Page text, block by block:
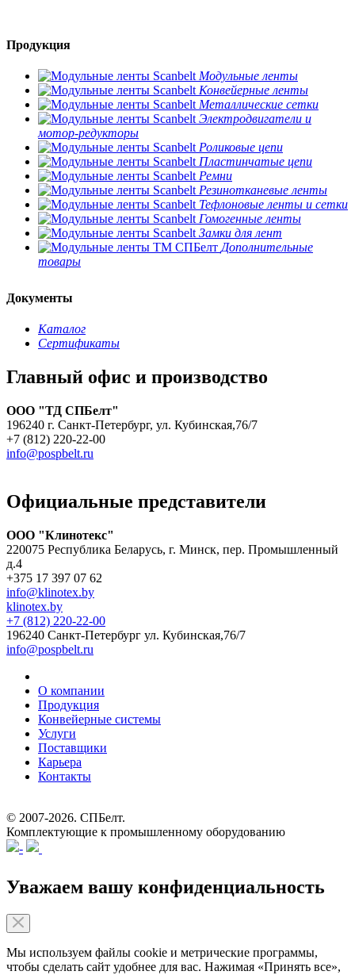
Продукция
Модульные ленты
Конвейерные ленты
Металлические сетки
Электродвигатели и
мотор-редукторы
Роликовые цепи
Пластинчатые цепи
Ремни
Резинотканевые ленты
Тефлоновые ленты и сетки
Гомогенные ленты
Замки для лент
Дополнительные
товары
Документы
Каталог
Сертификаты
Главный офис и производство
ООО "ТД СПБелт"
196240 г. Санкт-Петербург, ул. Кубинская,76/7
+7 (812) 220-22-00
info@pospbelt.ru
Официальные представители
ООО "Клинотекс"
220075 Республика Беларусь, г. Минск, пер. Промышленный
д.4
+375 17 397 07 62
info@klinotex.by
klinotex.by
+7 (812) 220-22-00
196240 Санкт-Петербург ул. Кубинская,76/7
info@pospbelt.ru
О компании
Продукция
Конвейерные системы
Услуги
Поставщики
Карьера
Контакты
© 2007-2026. СПБелт.
Комплектующие к промышленному оборудованию
Уважаем вашу конфиденциальность
Мы используем файлы cookie и метрические программы,
чтобы сделать сайт удобнее для вас. Нажимая «Принять все»,